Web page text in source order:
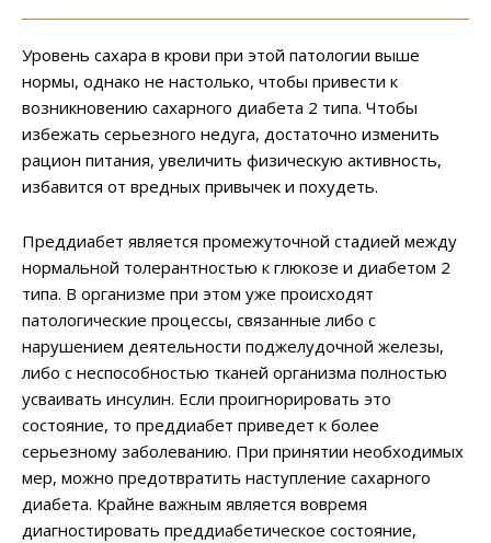
Уровень сахара в крови при этой патологии выше
нормы, однако не настолько, чтобы привести к
возникновению сахарного диабета 2 типа. Чтобы
избежать серьезного недуга, достаточно изменить
рацион питания, увеличить физическую активность,
избавится от вредных привычек и похудеть.
Преддиабет является промежуточной стадией между
нормальной толерантностью к глюкозе и диабетом 2
типа. В организме при этом уже происходят
патологические процессы, связанные либо с
нарушением деятельности поджелудочной железы,
либо с неспособностью тканей организма полностью
усваивать инсулин. Если проигнорировать это
состояние, то преддиабет приведет к более
серьезному заболеванию. При принятии необходимых
мер, можно предотвратить наступление сахарного
диабета. Крайне важным является вовремя
диагностировать преддиабетическое состояние,